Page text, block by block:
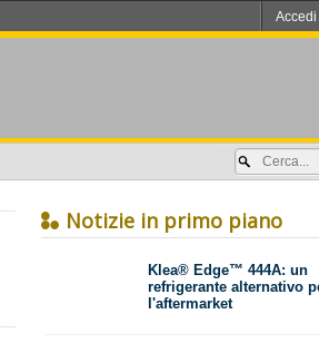
Accedi
Notizie in primo piano
​Klea® Edge™ 444A: un
refrigerante alternativo
l'aftermarket